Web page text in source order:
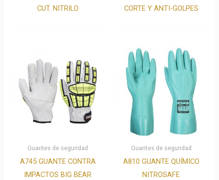
CUT. NITRILO
CORTE Y ANTI-GOLPES
Guantes de seguridad
A745 GUANTE CONTRA
IMPACTOS BIG BEAR
Guantes de seguridad
A810 GUANTE QUÍMICO
NITROSAFE